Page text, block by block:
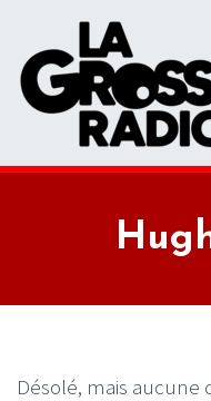
Désolé, mais aucune